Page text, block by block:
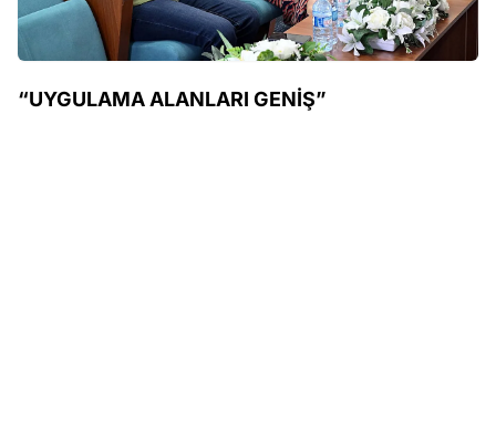
“UYGULAMA ALANLARI GENİŞ”